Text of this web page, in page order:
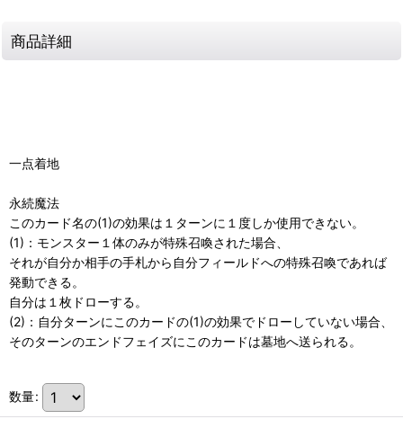
商品詳細
一点着地
永続魔法
このカード名の(1)の効果は１ターンに１度しか使用できない。
(1)：モンスター１体のみが特殊召喚された場合、
それが自分か相手の手札から自分フィールドへの特殊召喚であれば
発動できる。
自分は１枚ドローする。
(2)：自分ターンにこのカードの(1)の効果でドローしていない場合、
そのターンのエンドフェイズにこのカードは墓地へ送られる。
数量: